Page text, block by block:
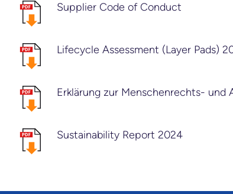
Supplier Code of Conduct
Lifecycle Assessment (Layer Pads)
Erklärung zur Menschenrechts- und
Sustainability Report 2024